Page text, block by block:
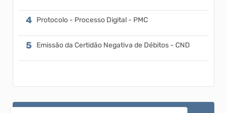
Protocolo - Processo Digital - PMC
Emissão da Certidão Negativa de Débitos - CND